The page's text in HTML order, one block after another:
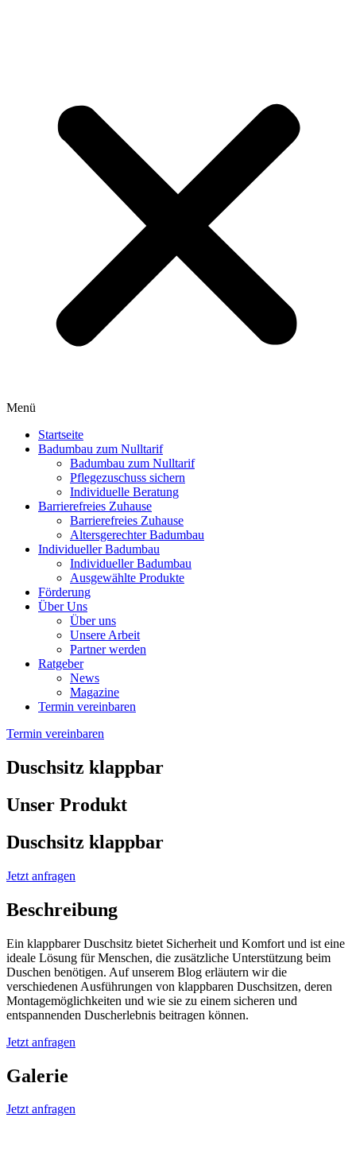
Menü
Startseite
Badumbau zum Nulltarif
Badumbau zum Nulltarif
Pflegezuschuss sichern
Individuelle Beratung
Barrierefreies Zuhause
Barrierefreies Zuhause
Altersgerechter Badumbau
Individueller Badumbau
Individueller Badumbau
Ausgewählte Produkte
Förderung
Über Uns
Über uns
Unsere Arbeit
Partner werden
Ratgeber
News
Magazine
Termin vereinbaren
Termin vereinbaren
Duschsitz klappbar
Unser Produkt
Duschsitz klappbar
Jetzt anfragen
Beschreibung
Ein klappbarer Duschsitz bietet Sicherheit und Komfort und ist eine
ideale Lösung für Menschen, die zusätzliche Unterstützung beim
Duschen benötigen. Auf unserem Blog erläutern wir die
verschiedenen Ausführungen von klappbaren Duschsitzen, deren
Montagemöglichkeiten und wie sie zu einem sicheren und
entspannenden Duscherlebnis beitragen können.
Jetzt anfragen
Galerie
Jetzt anfragen